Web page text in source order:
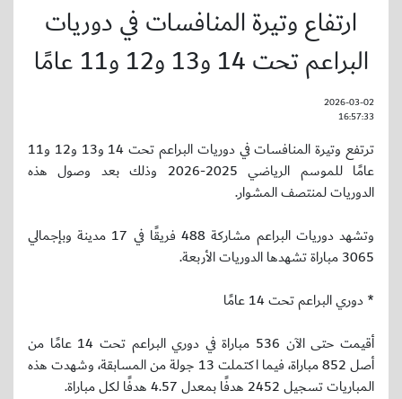
ارتفاع وتيرة المنافسات في دوريات
البراعم تحت 14 و13 و12 و11 عامًا
2026-03-02
16:57:33
ترتفع وتيرة المنافسات في دوريات البراعم تحت 14 و13 و12 و11
عامًا للموسم الرياضي 2025-2026 وذلك بعد وصول هذه
الدوريات لمنتصف المشوار.
وتشهد دوريات البراعم مشاركة 488 فريقًا في 17 مدينة وبإجمالي
3065 مباراة تشهدها الدوريات الأربعة.
* دوري البراعم تحت 14 عامًا
أقيمت حتى الآن 536 مباراة في دوري البراعم تحت 14 عامًا من
أصل 852 مباراة، فيما اكتملت 13 جولة من المسابقة، وشهدت هذه
المباريات تسجيل 2452 هدفًا بمعدل 4.57 هدفًا لكل مباراة.